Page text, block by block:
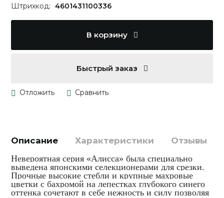
Штрихкод: 4601431100336
В корзину
Быстрый заказ
Описание Характеристики
Отзывы
Невероятная серия «Алисса» была специально
выведена японскими селекционерами для срезки.
Прочные высокие стебли и крупные махровые
цветки с бахромой на лепестках глубокого синего
оттенка сочетают в себе нежность и силу позволяя